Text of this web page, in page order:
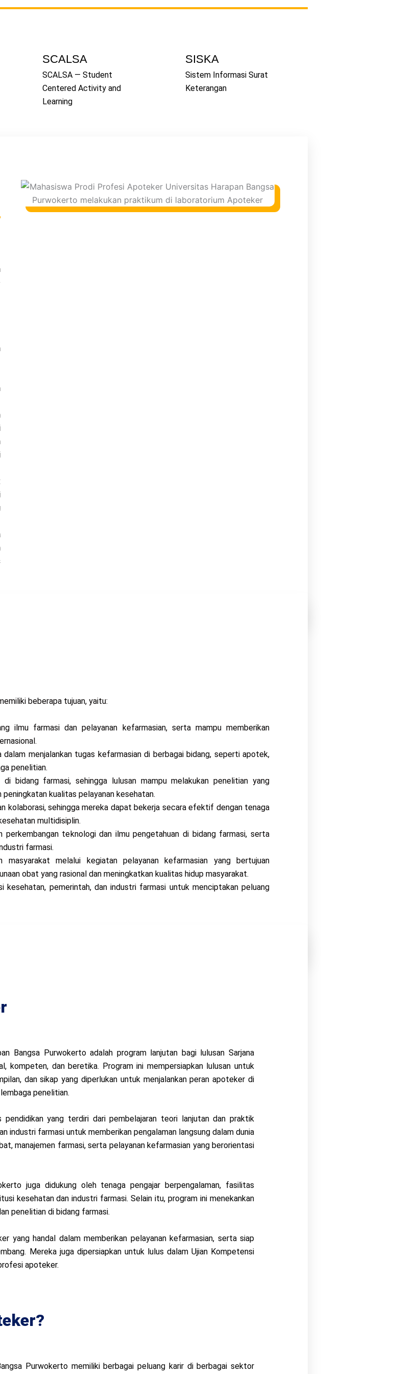
SCALSA
SCALSA — Student
Centered Activity and
Learning
SISKA
Sistem Informasi Surat
Keterangan
beberapa tujuan, yaitu:
ilmu farmasi dan pelayanan kefarmasian, serta mampu memberikan
menjalankan tugas kefarmasian di berbagai bidang, seperti apotek,
penelitian.
bidang farmasi, sehingga lulusan mampu melakukan penelitian yang
kualitas pelayanan kesehatan.
kolaborasi, sehingga mereka dapat bekerja secara efektif dengan tenaga
multidisiplin.
perkembangan teknologi dan ilmu pengetahuan di bidang farmasi, serta
farmasi.
masyarakat melalui kegiatan pelayanan kefarmasian yang bertujuan
obat yang rasional dan meningkatkan kualitas hidup masyarakat.
pemerintah, dan industri farmasi untuk menciptakan peluang
Bangsa Purwokerto adalah program lanjutan bagi lulusan Sarjana
kompeten, dan beretika. Program ini mempersiapkan lulusan untuk
dan sikap yang diperlukan untuk menjalankan peran apoteker di
penelitian.
pendidikan yang terdiri dari pembelajaran teori lanjutan dan praktik
industri farmasi untuk memberikan pengalaman langsung dalam dunia
manajemen farmasi, serta pelayanan kefarmasian yang berorientasi
juga didukung oleh tenaga pengajar berpengalaman, fasilitas
kesehatan dan industri farmasi. Selain itu, program ini menekankan
penelitian di bidang farmasi.
yang handal dalam memberikan pelayanan kefarmasian, serta siap
Mereka juga dipersiapkan untuk lulus dalam Ujian Kompetensi
apoteker.
Purwokerto memiliki berbagai peluang karir di berbagai sektor